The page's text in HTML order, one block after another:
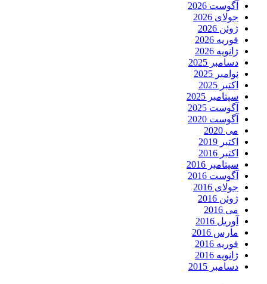
آگوست 2026
جولای 2026
ژوئن 2026
فوریه 2026
ژانویه 2026
دسامبر 2025
نوامبر 2025
اکتبر 2025
سپتامبر 2025
آگوست 2025
آگوست 2020
می 2020
اکتبر 2019
اکتبر 2016
سپتامبر 2016
آگوست 2016
جولای 2016
ژوئن 2016
می 2016
آوریل 2016
مارس 2016
فوریه 2016
ژانویه 2016
دسامبر 2015